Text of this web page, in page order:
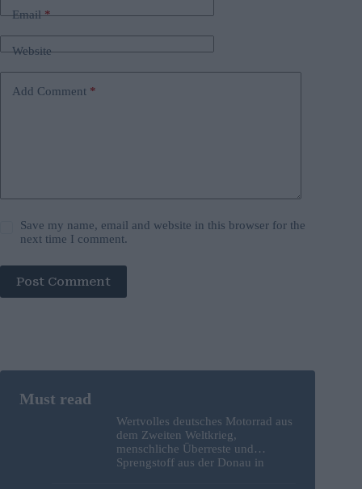
Email*
Website
Add Comment *
Save my name, email and website in this browser for the
next time I comment.
Post Comment
Wertvolles deutsches Motorrad aus
dem Zweiten Weltkrieg,
menschliche Überreste und
Sprengstoff aus der Donau in